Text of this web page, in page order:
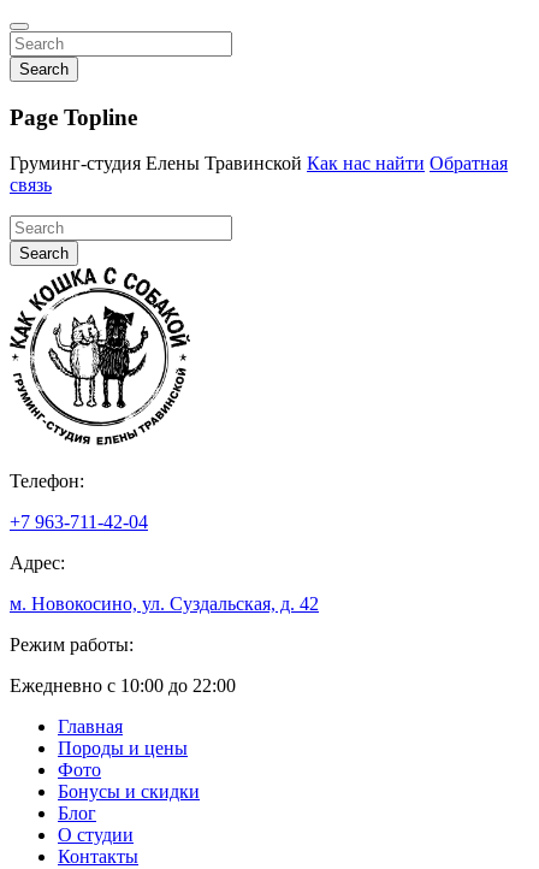
Search
Page Topline
Груминг-студия Елены Травинской Как нас найти Обратная
связь
Search
Телефон:
+7 963-711-42-04
Адрес:
м. Новокосино, ул. Суздальская, д. 42
Режим работы:
Ежедневно с 10:00 до 22:00
Главная
Породы и цены
Фото
Бонусы и скидки
Блог
О студии
Контакты